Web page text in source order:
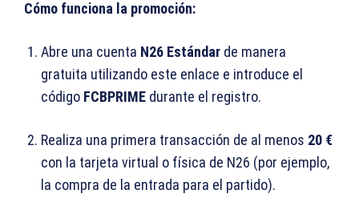
Cómo funciona la promoción:
Abre una cuenta N26 Estándar de manera
gratuita utilizando este enlace e introduce el
código FCBPRIME durante el registro.
Realiza una primera transacción de al menos 20 €
con la tarjeta virtual o física de N26 (por ejemplo,
la compra de la entrada para el partido).